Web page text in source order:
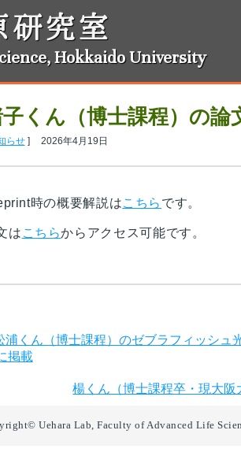
研究室
Hokkaido University
くん（博士課程）の論
らせ] 2026年4月19日
時の概要解説はこちら です。
は こちらからアクセス可能です。
浦くん（博士課程）のゼブラフィッシュ
掲載
楊くん（博士課程卒・現大
Uehara Lab, Faculty of Advanced Life